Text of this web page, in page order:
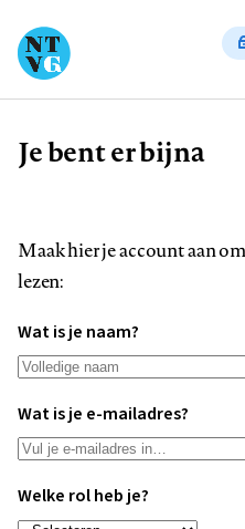
Kruimelpad
Je bent er bijna
Maak hier je account aan
lezen:
Wat is je naam?
Wat is je e-mailadres?
Welke rol heb je?